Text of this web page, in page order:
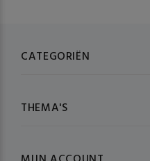
CATEGORIËN
THEMA'S